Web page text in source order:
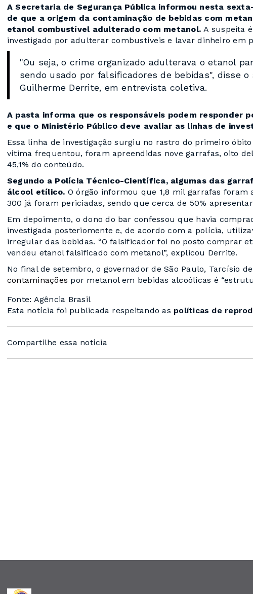
A Secretaria de Segurança Pública informou nesta
de que a origem da contaminação de bebidas com
etanol combustível adulterado com metanol.A suspeita
investigado por adulterar combustíveis e lavar dinheiro em
"Ou seja, o crime organizado adulterava o etanol
sendo usado por falsificadores de bebidas", disse
Guilherme Derrite, em entrevista coletiva.
A pasta informa que os responsáveis podem responder
e que o Ministério Público deve avaliar as linhas de
Essa linha de investigação surgiu no rastro do primeiro
vítima frequentou, foram apreendidas nove garrafas, oito
45,1% do conteúdo.
Segundo a Polícia Técnico-Científica, algumas das
álcool etílico. O órgão informou que 1,8 mil garrafas foram
300 já foram periciadas, sendo que cerca de 50%
Em depoimento, o dono do bar confessou que havia
investigada posteriomente e, de acordo com a polícia,
irregular das bebidas. “O falsificador foi no posto comprar
vendeu etanol falsificado com metanol”, explicou Derrite.
No final de setembro, o governador de São Paulo, Tarcísio
contaminações por metanol em bebidas alcoólicas é
Fonte: Agência Brasil
Esta notícia foi publicada respeitando as políticas de
Compartilhe essa notícia